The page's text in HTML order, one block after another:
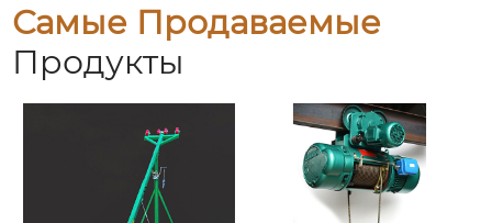
Самые Продаваемые
Продукты